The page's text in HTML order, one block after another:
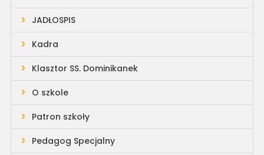
JADŁOSPIS
Kadra
Klasztor SS. Dominikanek
O szkole
Patron szkoły
Pedagog Specjalny